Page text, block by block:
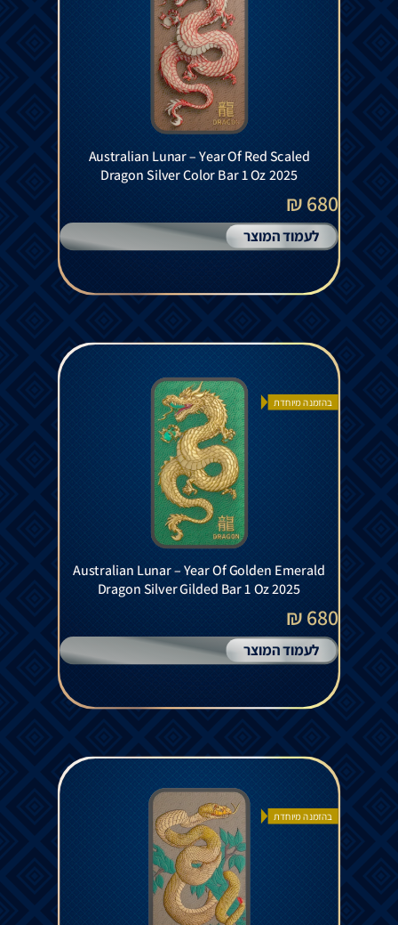
Australian Lunar – Year Of Red Scaled
Dragon Silver Color Bar 1 Oz 2025
680 ₪
לעמוד המוצר
בהזמנה מיוחדת
Australian Lunar – Year Of Golden Emerald
Dragon Silver Gilded Bar 1 Oz 2025
680 ₪
לעמוד המוצר
בהזמנה מיוחדת